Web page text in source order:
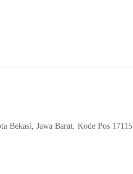
Bekasi, Jawa Barat. Kode Pos 17115